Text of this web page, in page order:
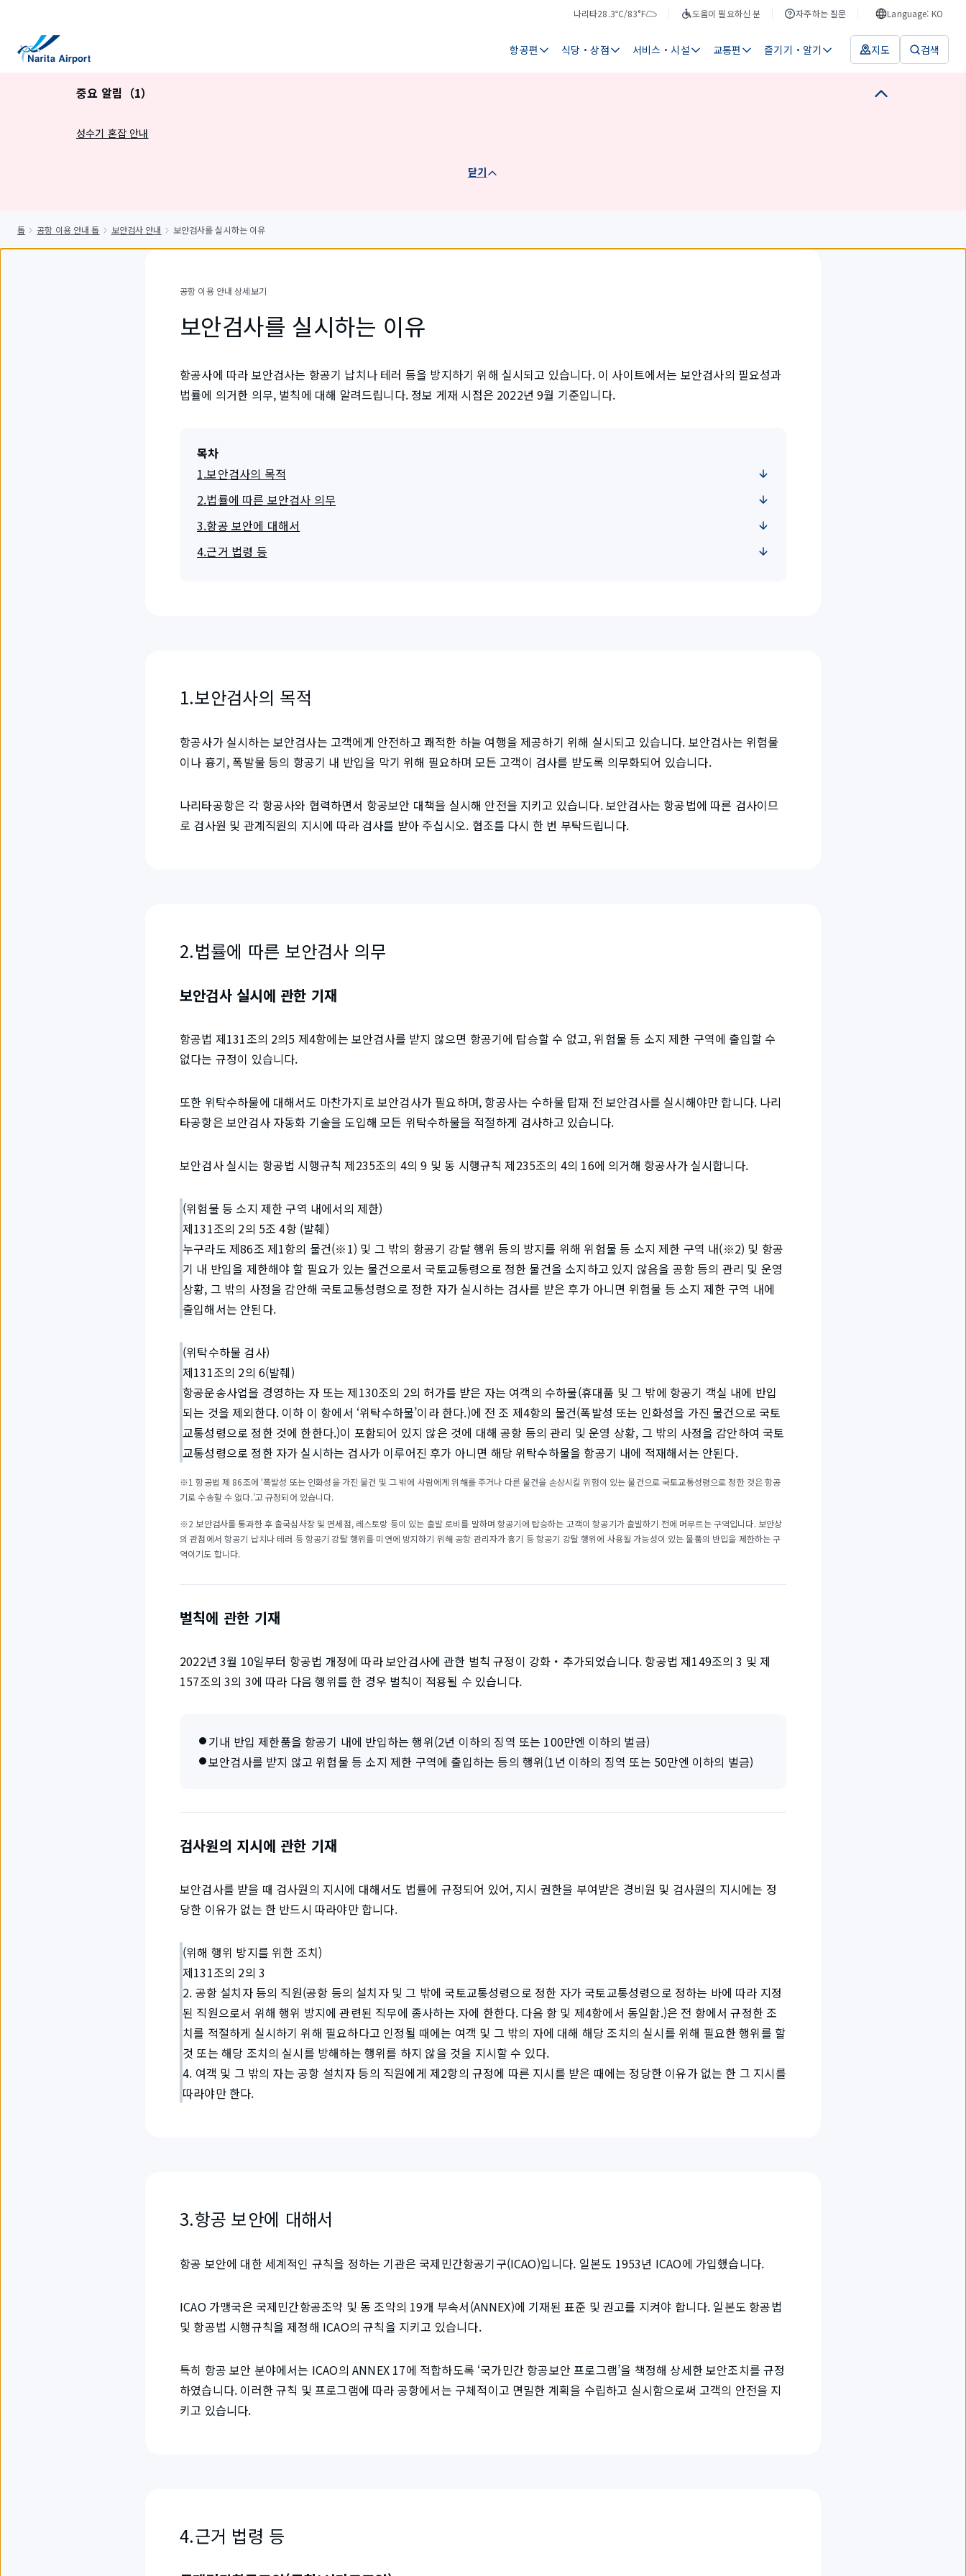
나리타
기
28.3℃/83°F
날
도움이 필요하신 분 자주하는 질문 Language: KO
항공편 식당・상점 서비스・시설 교통편 즐기기・알기 지도 검색
중요 알림（1）
성수기 혼잡 안내
닫기
톱 공항 이용 안내 톱 보안검사 안내 보안검사를 실시하는 이유
공항 이용 안내 상세보기
보안검사를 실시하는 이유
항공사에 따라 보안검사는 항공기 납치나 테러 등을 방지하기 위해 실시되고 있습니다. 이 사이트에서는 보안검사의 필요성과
법률에 의거한 의무, 벌칙에 대해 알려드립니다. 정보 게재 시점은 2022년 9월 기준입니다.
목차
1.보안검사의 목적
2.법률에 따른 보안검사 의무
3.항공 보안에 대해서
4.근거 법령 등
1.보안검사의 목적
항공사가 실시하는 보안검사는 고객에게 안전하고 쾌적한 하늘 여행을 제공하기 위해 실시되고 있습니다. 보안검사는 위험물
이나 흉기, 폭발물 등의 항공기 내 반입을 막기 위해 필요하며 모든 고객이 검사를 받도록 의무화되어 있습니다.
나리타공항은 각 항공사와 협력하면서 항공보안 대책을 실시해 안전을 지키고 있습니다. 보안검사는 항공법에 따른 검사이므
로 검사원 및 관계직원의 지시에 따라 검사를 받아 주십시오. 협조를 다시 한 번 부탁드립니다.
2.법률에 따른 보안검사 의무
보안검사 실시에 관한 기재
항공법 제131조의 2의5 제4항에는 보안검사를 받지 않으면 항공기에 탑승할 수 없고, 위험물 등 소지 제한 구역에 출입할 수
없다는 규정이 있습니다.
또한 위탁수하물에 대해서도 마찬가지로 보안검사가 필요하며, 항공사는 수하물 탑재 전 보안검사를 실시해야만 합니다. 나리
타공항은 보안검사 자동화 기술을 도입해 모든 위탁수하물을 적절하게 검사하고 있습니다.
보안검사 실시는 항공법 시행규칙 제235조의 4의 9 및 동 시행규칙 제235조의 4의 16에 의거해 항공사가 실시합니다.
(위험물 등 소지 제한 구역 내에서의 제한)
제131조의 2의 5조 4항 (발췌)
누구라도 제86조 제1항의 물건(※1) 및 그 밖의 항공기 강탈 행위 등의 방지를 위해 위험물 등 소지 제한 구역 내(※2) 및 항공
기 내 반입을 제한해야 할 필요가 있는 물건으로서 국토교통령으로 정한 물건을 소지하고 있지 않음을 공항 등의 관리 및 운영
상황, 그 밖의 사정을 감안해 국토교통성령으로 정한 자가 실시하는 검사를 받은 후가 아니면 위험물 등 소지 제한 구역 내에
출입해서는 안된다.
(위탁수하물 검사)
제131조의 2의 6(발췌)
항공운송사업을 경영하는 자 또는 제130조의 2의 허가를 받은 자는 여객의 수하물(휴대품 및 그 밖에 항공기 객실 내에 반입
되는 것을 제외한다. 이하 이 항에서 ‘위탁수하물’이라 한다.)에 전 조 제4항의 물건(폭발성 또는 인화성을 가진 물건으로 국토
교통성령으로 정한 것에 한한다.)이 포함되어 있지 않은 것에 대해 공항 등의 관리 및 운영 상황, 그 밖의 사정을 감안하여 국토
교통성령으로 정한 자가 실시하는 검사가 이루어진 후가 아니면 해당 위탁수하물을 항공기 내에 적재해서는 안된다.
※1 항공법 제 86조에 ‘폭발성 또는 인화성을 가진 물건 및 그 밖에 사람에게 위해를 주거나 다른 물건을 손상시킬 위험이 있는 물건으로 국토교통성령으로 정한 것은 항공
기로 수송할 수 없다.’고 규정되어 있습니다.
※2 보안검사를 통과한 후 출국심사장 및 면세점, 레스토랑 등이 있는 출발 로비를 말하며 항공기에 탑승하는 고객이 항공기가 출발하기 전에 머무르는 구역입니다. 보안상
의 관점에서 항공기 납치나 테러 등 항공기 강탈 행위를 미연에 방지하기 위해 공항 관리자가 흉기 등 항공기 강탈 행위에 사용될 가능성이 있는 물품의 반입을 제한하는 구
역이기도 합니다.
벌칙에 관한 기재
2022년 3월 10일부터 항공법 개정에 따라 보안검사에 관한 벌칙 규정이 강화・추가되었습니다. 항공법 제149조의 3 및 제
157조의 3의 3에 따라 다음 행위를 한 경우 벌칙이 적용될 수 있습니다.
기내 반입 제한품을 항공기 내에 반입하는 행위(2년 이하의 징역 또는 100만엔 이하의 벌금)
보안검사를 받지 않고 위험물 등 소지 제한 구역에 출입하는 등의 행위(1년 이하의 징역 또는 50만엔 이하의 벌금)
검사원의 지시에 관한 기재
보안검사를 받을 때 검사원의 지시에 대해서도 법률에 규정되어 있어, 지시 권한을 부여받은 경비원 및 검사원의 지시에는 정
당한 이유가 없는 한 반드시 따라야만 합니다.
(위해 행위 방지를 위한 조치)
제131조의 2의 3
2. 공항 설치자 등의 직원(공항 등의 설치자 및 그 밖에 국토교통성령으로 정한 자가 국토교통성령으로 정하는 바에 따라 지정
된 직원으로서 위해 행위 방지에 관련된 직무에 종사하는 자에 한한다. 다음 항 및 제4항에서 동일함.)은 전 항에서 규정한 조
치를 적절하게 실시하기 위해 필요하다고 인정될 때에는 여객 및 그 밖의 자에 대해 해당 조치의 실시를 위해 필요한 행위를 할
것 또는 해당 조치의 실시를 방해하는 행위를 하지 않을 것을 지시할 수 있다.
4. 여객 및 그 밖의 자는 공항 설치자 등의 직원에게 제2항의 규정에 따른 지시를 받은 때에는 정당한 이유가 없는 한 그 지시를
따라야만 한다.
3.항공 보안에 대해서
항공 보안에 대한 세계적인 규칙을 정하는 기관은 국제민간항공기구(ICAO)입니다. 일본도 1953년 ICAO에 가입했습니다.
ICAO 가맹국은 국제민간항공조약 및 동 조약의 19개 부속서(ANNEX)에 기재된 표준 및 권고를 지켜야 합니다. 일본도 항공법
및 항공법 시행규칙을 제정해 ICAO의 규칙을 지키고 있습니다.
특히 항공 보안 분야에서는 ICAO의 ANNEX 17에 적합하도록 ‘국가민간 항공보안 프로그램’을 책정해 상세한 보안조치를 규정
하였습니다. 이러한 규칙 및 프로그램에 따라 공항에서는 구체적이고 면밀한 계획을 수립하고 실시함으로써 고객의 안전을 지
키고 있습니다.
4.근거 법령 등